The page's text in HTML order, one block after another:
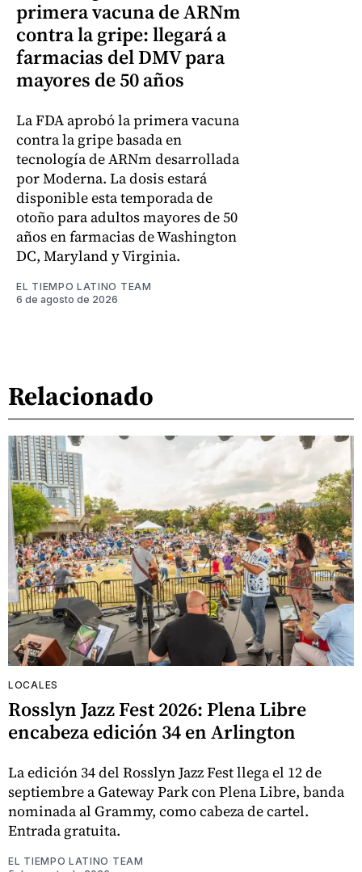
primera vacuna de ARNm
contra la gripe: llegará a
farmacias del DMV para
mayores de 50 años
La FDA aprobó la primera vacuna
contra la gripe basada en
tecnología de ARNm desarrollada
por Moderna. La dosis estará
disponible esta temporada de
otoño para adultos mayores de 50
años en farmacias de Washington
DC, Maryland y Virginia.
EL TIEMPO LATINO TEAM
6 de agosto de 2026
Relacionado
LOCALES
Rosslyn Jazz Fest 2026: Plena Libre
encabeza edición 34 en Arlington
La edición 34 del Rosslyn Jazz Fest llega el 12 de
septiembre a Gateway Park con Plena Libre, banda
nominada al Grammy, como cabeza de cartel.
Entrada gratuita.
EL TIEMPO LATINO TEAM